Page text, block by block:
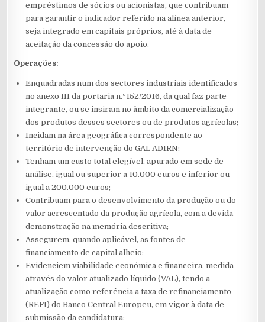
empréstimos de sócios ou acionistas, que contribuam
para garantir o indicador referido na alínea anterior,
seja integrado em capitais próprios, até à data de
aceitação da concessão do apoio.
Operações:
Enquadradas num dos sectores industriais identificados
no anexo III da portaria n.º152/2016, da qual faz parte
integrante, ou se insiram no âmbito da comercialização
dos produtos desses sectores ou de produtos agrícolas;
Incidam na área geográfica correspondente ao
território de intervenção do GAL ADIRN;
Tenham um custo total elegível, apurado em sede de
análise, igual ou superior a 10.000 euros e inferior ou
igual a 200.000 euros;
Contribuam para o desenvolvimento da produção ou do
valor acrescentado da produção agrícola, com a devida
demonstração na memória descritiva;
Assegurem, quando aplicável, as fontes de
financiamento de capital alheio;
Evidenciem viabilidade económica e financeira, medida
através do valor atualizado líquido (VAL), tendo a
atualização como referência a taxa de refinanciamento
(REFI) do Banco Central Europeu, em vigor à data de
submissão da candidatura;